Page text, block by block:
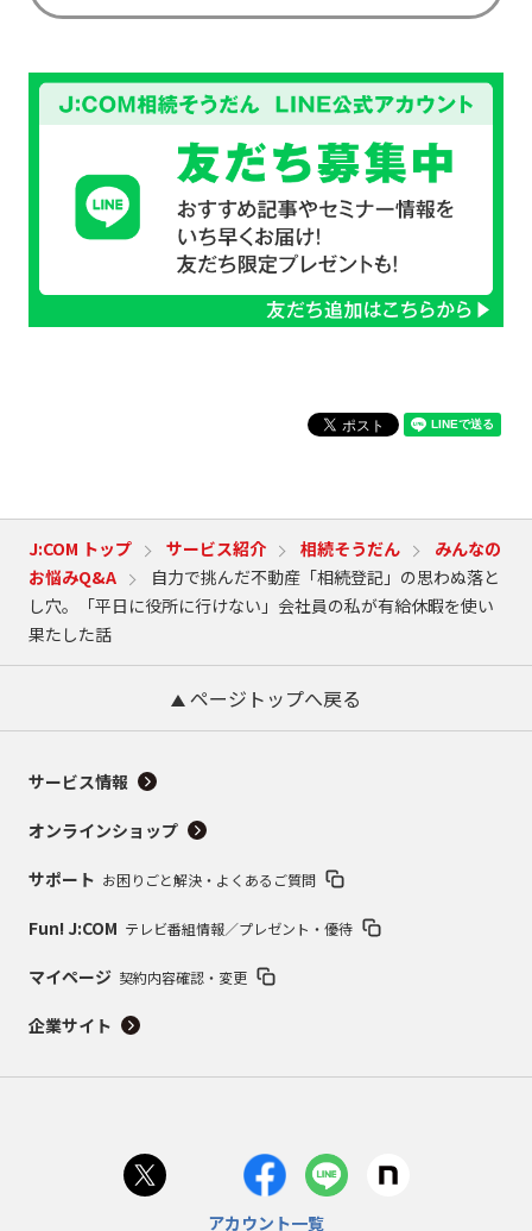
J:COM トップ サービス紹介 相続そうだん
みんなの
お悩みQ&A
自力で挑んだ不動産「相続登記」の思わぬ落と
し穴。「平日に役所に行けない」会社員の私が有給休暇を使い
果たした話
ページトップへ戻る
サービス情報
オンラインショップ
サポート お困りごと解決・よくあるご質問
Fun! J:COM テレビ番組情報／プレゼント・優待
マイページ 契約内容確認・変更
企業サイト
アカウント一覧